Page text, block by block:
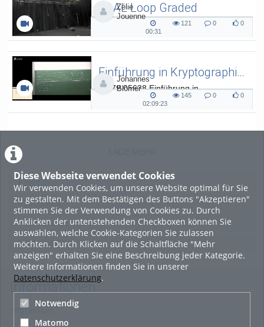
Diese Webseite verwendet Cookies
Wir verwenden Cookies, um unsere Website optimal für Sie
zu gestalten. Mit dem Bestätigen des Buttons "Akzeptieren"
stimmen Sie der Verwendung von Cookies zu. Durch
Anklicken der untenstehenden Checkboxen können Sie
auswählen, welche Cookie-Kategorien Sie zulassen
möchten. Durch Klicken auf die Schaltfläche "Mehr
anzeigen" erhalten Sie eine Beschreibung jeder Kategorie.
Weitere Informationen finden Sie in unserer
Datenschutzerklärung.
Notwendig
Matomo
SAAL Loop Graded
SAAL Musikinformatik
Zélie
Jouenne
00:31
00:31
121
views
0
Kommentare
0
likes
Einführung in Kryptographie (in English) 15
L.079.05638 Einführung in
Kryptographie (in English) - SoSe 26
Johannes
Blömer
02:09:23
02:09:23
145
views
0
Kommentare
0
likes
Beliebtheit
Bewertung
Kommentare
Informationen
Impressum